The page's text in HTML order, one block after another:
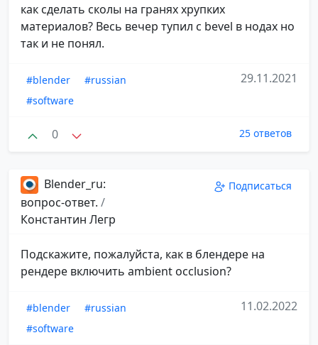
как сделать сколы на гранях хрупких
материалов? Весь вечер тупил с bevel в нодах но
так и не понял.
#blender
#russian
#software
29.11.2021
0 25 ответов
Blender_ru:
вопрос-ответ. /
Константин Легр
Подписаться
Подскажите, пожалуйста, как в блендере на
рендере включить ambient occlusion?
#blender
#russian
#software
11.02.2022